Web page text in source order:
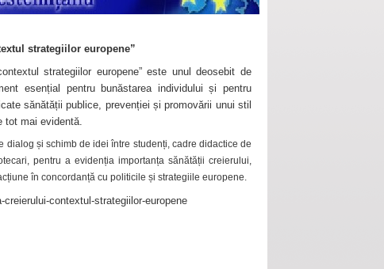
strategiilor europene”
strategiilor europene” este unul deosebit de
esențial pentru bunăstarea individului și pentru
sănătății publice, prevenției și promovării unui stil
tot mai evidentă.
dialog și schimb de idei între studenți, cadre didactice de
pentru a evidenția importanța sănătății creierului,
în concordanță cu politicile și strategiile europene.
contextul-strategiilor-europene